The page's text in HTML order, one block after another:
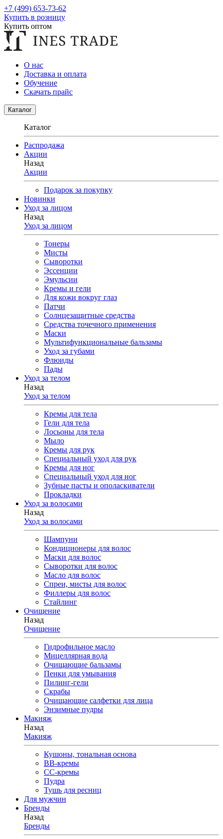
+7 (499) 653-73-62
Купить в розницу
Купить оптом
О нас
Доставка и оплата
Обучение
Скачать прайс
Каталог
Каталог
Распродажа
Акции
Назад
Акции
Подарок за покупку
Новинки
Уход за лицом
Назад
Уход за лицом
Тонеры
Мисты
Сыворотки
Эссенции
Эмульсии
Кремы и гели
Для кожи вокруг глаз
Патчи
Солнцезащитные средства
Средства точечного применения
Маски
Мультифункциональные бальзамы
Уход за губами
Флюиды
Пады
Уход за телом
Назад
Уход за телом
Кремы для тела
Гели для тела
Лосьоны для тела
Мыло
Кремы для рук
Специальный уход для рук
Кремы для ног
Специальный уход для ног
Зубные пасты и ополаскиватели
Прокладки
Уход за волосами
Назад
Уход за волосами
Шампуни
Кондиционеры для волос
Маски для волос
Сыворотки для волос
Масло для волос
Спреи, мисты для волос
Филлеры для волос
Стайлинг
Очищение
Назад
Очищение
Гидрофильное масло
Мицеллярная вода
Очищающие бальзамы
Пенки для умывания
Пилинг-гели
Скрабы
Очищающие салфетки для лица
Энзимные пудры
Макияж
Назад
Макияж
Кушоны, тональная основа
BB-кремы
CC-кремы
Пудра
Тушь для ресниц
Для мужчин
Бренды
Назад
Бренды